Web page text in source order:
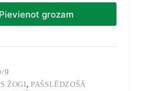
Pievienot grozam
9
ŽOGI, PAŠSLĒDZOŠĀ